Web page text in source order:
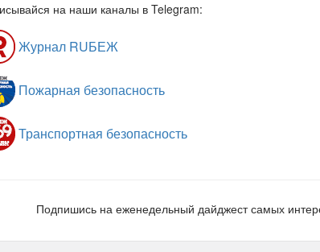
на наши каналы в Telegram:
Журнал RUБЕЖ
Пожарная безопасность
Транспортная безопасность
Подпишись на еженедельный дайджест самых